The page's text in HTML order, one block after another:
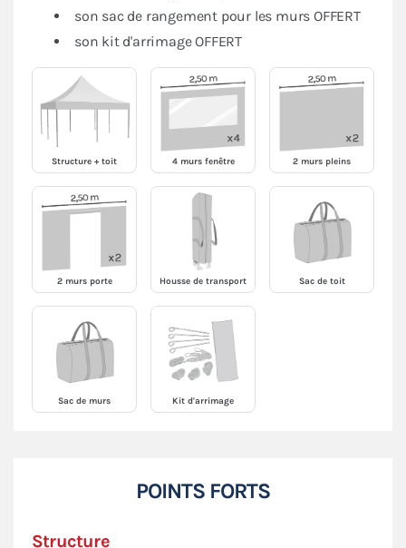
son sac de rangement pour les murs OFFERT
son kit d'arrimage OFFERT
Structure + toit 4 murs fenêtre 2 murs pleins
2 murs porte Housse de transport Sac de toit
Sac de murs Kit d'arrimage
POINTS FORTS
Structure